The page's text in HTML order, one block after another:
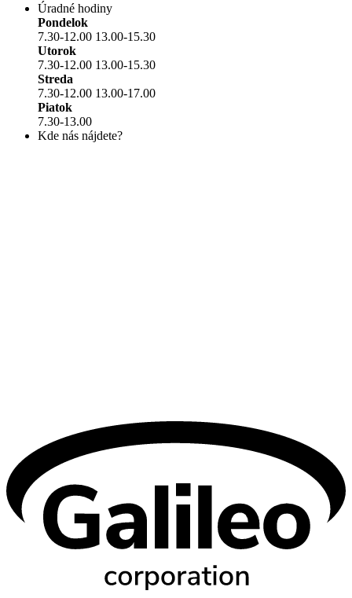
Úradné hodiny
Pondelok
7.30-12.00 13.00-15.30
Utorok
7.30-12.00 13.00-15.30
Streda
7.30-12.00 13.00-17.00
Piatok
7.30-13.00
Kde nás nájdete?